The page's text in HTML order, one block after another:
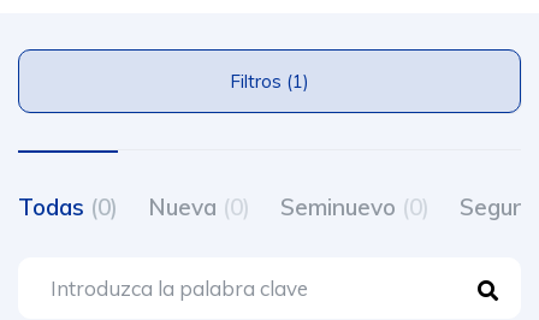
Filtros (1)
Todas (0) Nueva (0) Seminuevo (0)